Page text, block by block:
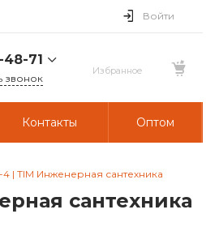
Войти
48-71
звонок
Контакты Оптом
| TIM Инженерная сантехника
сантехника